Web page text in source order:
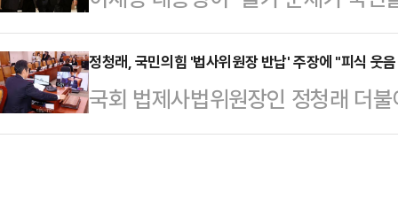
견제를 위해 …
브리핑을 통해 "국민과 소통·경청
학에 발맞춰 대통령실 브리핑룸 시
대변인은 "대통령과 언론 간 소통
기 위해 카메라 4대를 추가로 설…
과 가능한 대책이 뭐가 있을지를 챙
이재명 대통령은 9일 오전 서울 용
태스크포스(TF) 회의에서 이같이
도 보고해달라고 요구했다.이 대통
정청래, 국민의힘 '법사위원장 반납' 주장에 "피식 웃
국회 법제사법위원장인 정청래 더
사위원장을 야당에 반납하라는 국